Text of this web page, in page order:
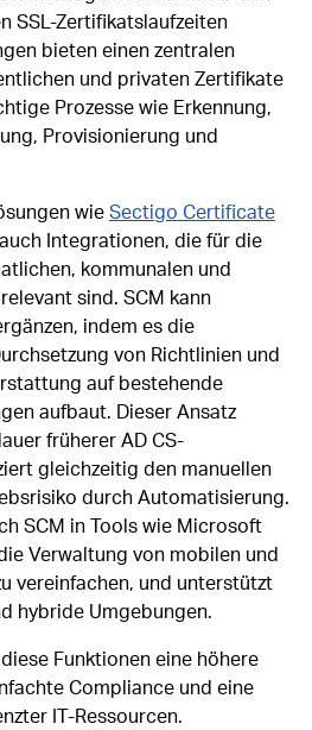
SSL-Zertifikatslaufzeiten
bieten einen zentralen
und privaten Zertifikate
Prozesse wie Erkennung,
Provisionierung und
wie Sectigo Certificate
Integrationen, die für die
kommunalen und
sind. SCM kann
indem es die
von Richtlinien und
auf bestehende
aufbaut. Dieser Ansatz
früherer AD CS-
gleichzeitig den manuellen
durch Automatisierung.
SCM in Tools wie Microsoft
Verwaltung von mobilen und
vereinfachen, und unterstützt
hybride Umgebungen.
Funktionen eine höhere
Compliance und eine
IT-Ressourcen.